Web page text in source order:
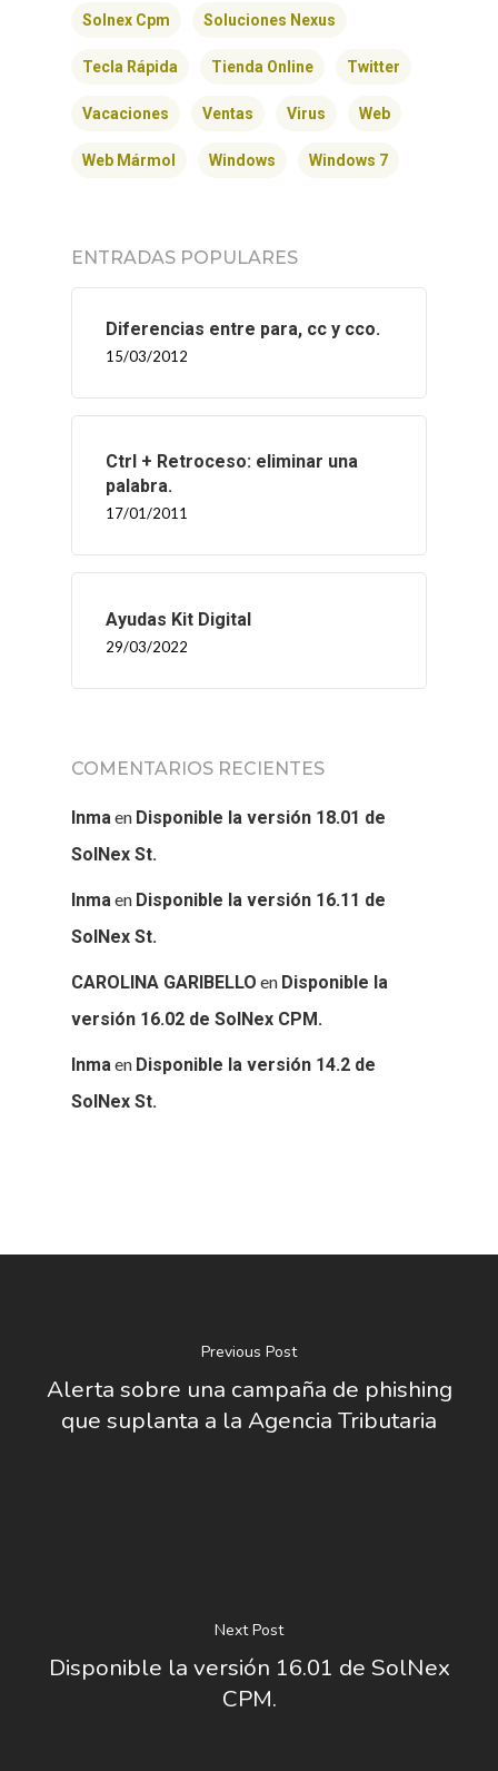
Solnex Cpm Soluciones Nexus
Tecla Rápida Tienda Online Twitter
Vacaciones Ventas Virus Web
Web Mármol Windows Windows 7
ENTRADAS POPULARES
Diferencias entre para, cc y cco.
15/03/2012
Ctrl + Retroceso: eliminar una
palabra.
17/01/2011
Ayudas Kit Digital
29/03/2022
COMENTARIOS RECIENTES
Inmaen Disponible la versión 18.01 de
SolNex St.
Inmaen Disponible la versión 16.11 de
SolNex St.
CAROLINA GARIBELLO en Disponible la
versión 16.02 de SolNex CPM.
Inmaen Disponible la versión 14.2 de
SolNex St.
Previous Post
Alerta sobre una campaña de phishing
que suplanta a la Agencia Tributaria
Next Post
Disponible la versión 16.01 de SolNex
CPM.
INICIO
SOLNEX
SERVICIOS
CONTACTO